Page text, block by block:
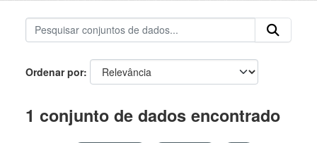
Ordenar por
1 conjunto de dados encontrado